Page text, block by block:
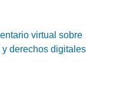
virtual sobre
derechos digitales